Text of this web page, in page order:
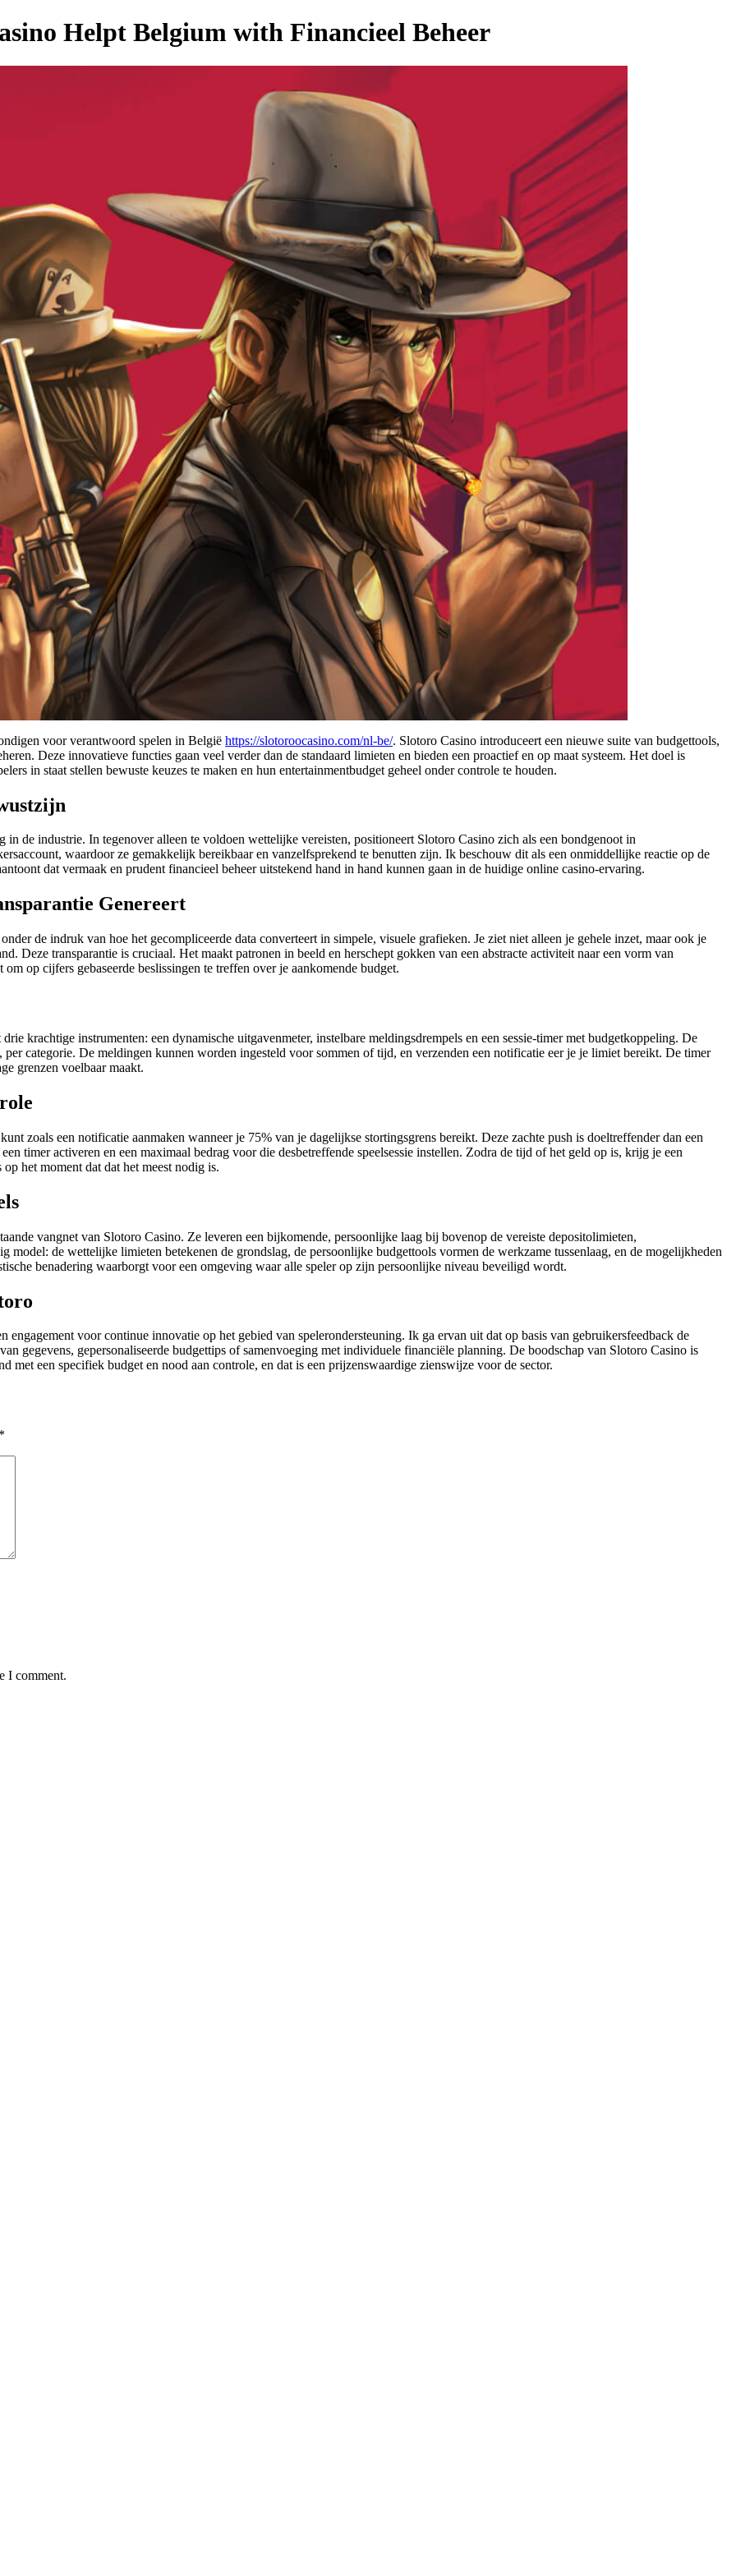
Helpt Belgium with Financieel Beheer
voor verantwoord spelen in België https://slotoroocasino.com/nl-be/. Slotoro Casino introduceert een nieuwe suite van budgettools,
Deze innovatieve functies gaan veel verder dan de standaard limieten en bieden een proactief en op maat systeem. Het doel is
in staat stellen bewuste keuzes te maken en hun entertainmentbudget geheel onder controle te houden.
de industrie. In tegenover alleen te voldoen wettelijke vereisten, positioneert Slotoro Casino zich als een bondgenoot in
waardoor ze gemakkelijk bereikbaar en vanzelfsprekend te benutten zijn. Ik beschouw dit als een onmiddellijke reactie op de
dat vermaak en prudent financieel beheer uitstekend hand in hand kunnen gaan in de huidige online casino-ervaring.
Genereert
de indruk van hoe het gecompliceerde data converteert in simpele, visuele grafieken. Je ziet niet alleen je gehele inzet, maar ook je
Deze transparantie is cruciaal. Het maakt patronen in beeld en herschept gokken van een abstracte activiteit naar een vorm van
op cijfers gebaseerde beslissingen te treffen over je aankomende budget.
krachtige instrumenten: een dynamische uitgavenmeter, instelbare meldingsdrempels en een sessie-timer met budgetkoppeling. De
categorie. De meldingen kunnen worden ingesteld voor sommen of tijd, en verzenden een notificatie eer je je limiet bereikt. De timer
grenzen voelbaar maakt.
zoals een notificatie aanmaken wanneer je 75% van je dagelijkse stortingsgrens bereikt. Deze zachte push is doeltreffender dan een
timer activeren en een maximaal bedrag voor die desbetreffende speelsessie instellen. Zodra de tijd of het geld op is, krijg je een
het moment dat dat het meest nodig is.
vangnet van Slotoro Casino. Ze leveren een bijkomende, persoonlijke laag bij bovenop de vereiste depositolimieten,
model: de wettelijke limieten betekenen de grondslag, de persoonlijke budgettools vormen de werkzame tussenlaag, en de mogelijkheden
benadering waarborgt voor een omgeving waar alle speler op zijn persoonlijke niveau beveiligd wordt.
voor continue innovatie op het gebied van spelerondersteuning. Ik ga ervan uit dat op basis van gebruikersfeedback de
gegevens, gepersonaliseerde budgettips of samenvoeging met individuele financiële planning. De boodschap van Slotoro Casino is
met een specifiek budget en nood aan controle, en dat is een prijzenswaardige zienswijze voor de sector.
*
I comment.